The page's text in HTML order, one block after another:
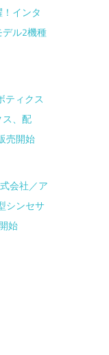
インタ
ル2機種
ティクス
、配
売開始
会社／ア
シンセサ
始